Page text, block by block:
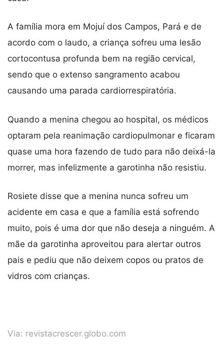
A família mora em Mojuí dos Campos, Pará e de
acordo com o laudo, a criança sofreu uma lesão
cortocontusa profunda bem na região cervical,
sendo que o extenso sangramento acabou
causando uma parada cardiorrespiratória.
Quando a menina chegou ao hospital, os médicos
optaram pela reanimação cardiopulmonar e ficaram
quase uma hora fazendo de tudo para não deixá-la
morrer, mas infelizmente a garotinha não resistiu.
Rosiete disse que a menina nunca sofreu um
acidente em casa e que a família está sofrendo
muito, pois é uma dor que não deseja a ninguém. A
mãe da garotinha aproveitou para alertar outros
pais e pediu que não deixem copos ou pratos de
vidros com crianças.
Via: revistacrescer.globo.com